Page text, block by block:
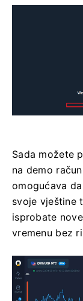
Sada možete
na demo
omogućava
svoje vještine
isprobate
vremenu bez